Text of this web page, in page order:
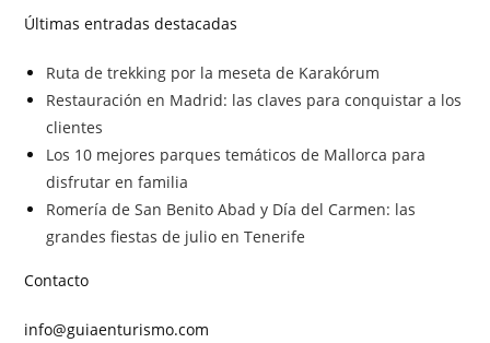
Últimas entradas destacadas
Ruta de trekking por la meseta de Karakórum
Restauración en Madrid: las claves para conquistar a los
clientes
Los 10 mejores parques temáticos de Mallorca para
disfrutar en familia
Romería de San Benito Abad y Día del Carmen: las
grandes fiestas de julio en Tenerife
Contacto
info@guiaenturismo.com